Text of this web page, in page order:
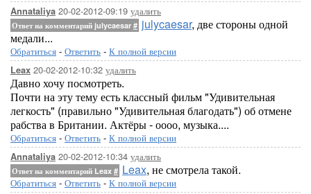
Annataliya 20-02-2012-09:19 удалить
Ответ на комментарий julycaesar # julycaesar, две стороны одной
медали...
Обратиться - Ответить - К полной версии
Leax 20-02-2012-10:32 удалить
Давно хочу посмотреть.
Почти на эту тему есть классный фильм "Удивительная
легкость" (правильно "Удивительная благодать") об отмене
рабства в Британии. Актёры - оооо, музыка....
Обратиться - Ответить - К полной версии
Annataliya 20-02-2012-10:34 удалить
Ответ на комментарий Leax # Leax, не смотрела такой.
Обратиться - Ответить - К полной версии